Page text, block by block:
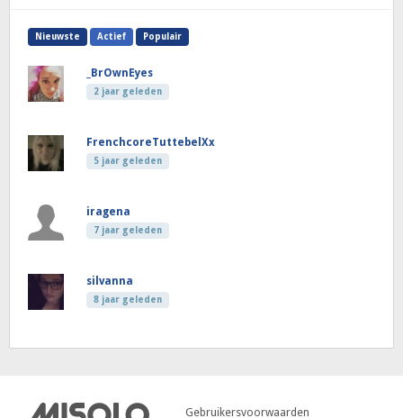
Nieuwste Actief Populair
_BrOwnEyes
2 jaar geleden
FrenchcoreTuttebelXx
5 jaar geleden
iragena
7 jaar geleden
silvanna
8 jaar geleden
Gebruikersvoorwaarden